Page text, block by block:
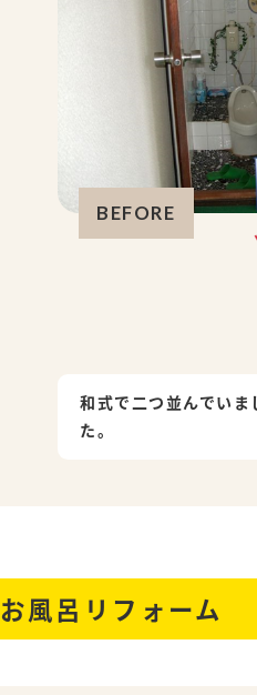
BEFORE
和式で二つ並んでい
た。
お風呂リフォーム